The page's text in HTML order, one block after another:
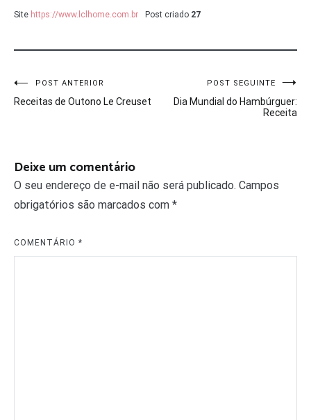
Site https://www.lclhome.com.br Post criado 27
Navegação
de
POST ANTERIOR
Receitas de Outono Le Creuset
POST SEGUINTE
Dia Mundial do Hambúrguer:
Receita
Deixe um comentário
O seu endereço de e-mail não será publicado. Campos
obrigatórios são marcados com *
COMENTÁRIO *